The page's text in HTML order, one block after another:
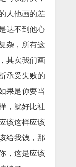
人他画的差
达不到他心
杂，所有这
其实我们画
承受失败的
果是你要当
，就好比社
该这样应该
给我钱，那
，这是应该